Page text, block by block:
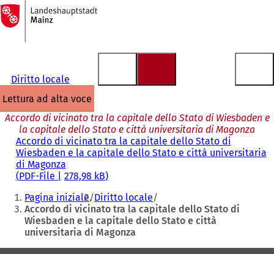
Vai al contenuto
Alla
pagina
iniziale
Diritto locale
lettura ad alta voce
Accordo di vicinato tra la capitale dello Stato di Wiesbaden e
la capitale dello Stato e città universitaria di Magonza
Accordo di vicinato tra la capitale dello Stato di
Wiesbaden e la capitale dello Stato e città universitaria
di Magonza
PDF-File 278,98 kB
Siete
qui:
Pagina iniziale Diritto locale
Accordo di vicinato tra la capitale dello Stato di
Wiesbaden e la capitale dello Stato e città
universitaria di Magonza